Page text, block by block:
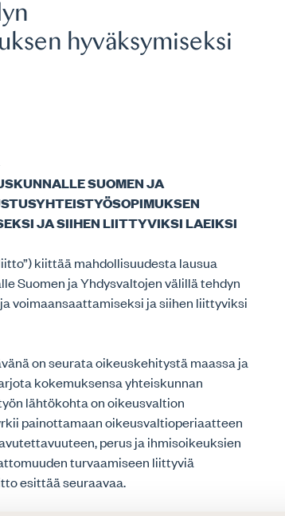
hyväksymiseksi
SUOMEN JA
JA SIIHEN LIITTYVIKSI LAEIKSI
kiittää mahdollisuudesta lausua
Suomen ja Yhdysvaltojen välillä tehdyn
voimaansaattamiseksi ja siihen liittyviksi
on seurata oikeuskehitystä maassa ja
kokemuksensa yhteiskunnan
lähtökohta on oikeusvaltion
painottamaan oikeusvaltioperiaatteen
perus ja ihmisoikeuksien
turvaamiseen liittyviä
esittää seuraavaa.